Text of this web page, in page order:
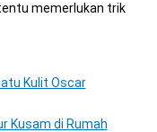
memerlukan trik
Kulit Oscar
Kusam di Rumah